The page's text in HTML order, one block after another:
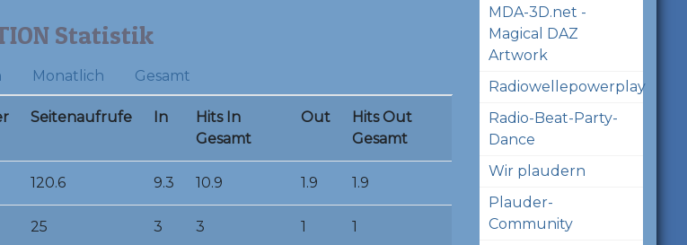
Statistik
Monatlich Gesamt
Seitenaufrufe In
Hits In
Gesamt
Out
Hits Out
Gesamt
120.6 9.3 10.9 1.9 1.9
25 3 3 1 1
MDA-3D.net -
Magical DAZ
Artwork
Radiowellepowerplay
Radio-Beat-Party-
Dance
Wir plaudern
Plauder-
Community